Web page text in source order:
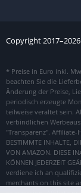
Copyright2017–2026